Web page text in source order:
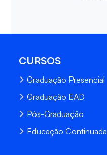
CURSOS
Graduação Presencial
Graduação EAD
Pós-Graduação
Educação Continuada